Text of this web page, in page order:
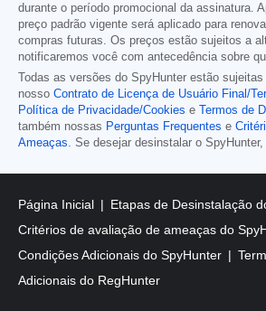
durante o período promocional da assinatura.
preço padrão vigente será aplicado para
compras futuras. Os preços estão sujeitos a
notificaremos você com antecedência sobre
Todas as versões do SpyHunter estão
nosso Contrato de Licença de Usuário Final/
Política de Privacidade/Cookies e Termos de
também nossas Perguntas Frequentes e
Ameaças . Se desejar desinstalar o SpyHunter,
Página Inicial
Etapas de Desinstalação
Critérios de avaliação de ameaças do
Condições Adicionais do SpyHunter
Adicionais do RegHunter